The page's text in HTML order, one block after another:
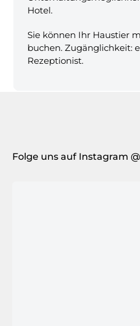
Hotel.
Sie können Ihr Haustier
buchen. Zugänglichkeit:
Rezeptionist.
Folge uns auf Instagram